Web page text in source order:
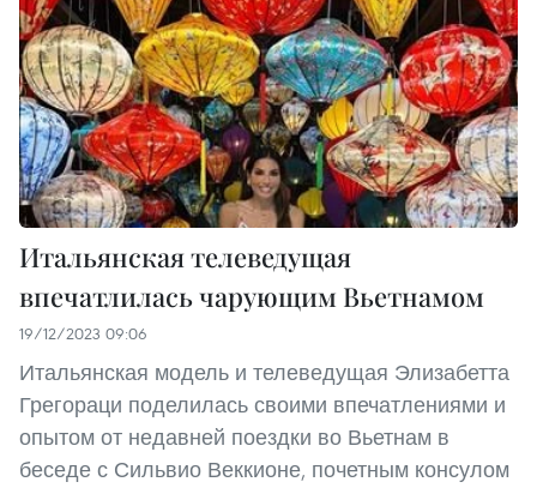
Итальянская телеведущая
впечатлилась чарующим Вьетнамом
19/12/2023 09:06
Итальянская модель и телеведущая Элизабетта
Грегораци поделилась своими впечатлениями и
опытом от недавней поездки во Вьетнам в
беседе с Сильвио Веккионе, почетным консулом